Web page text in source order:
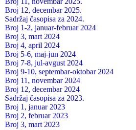
Broj 12, decembar 2025.
Sadržaj časopisa za 2024.
Broj 1-2, januar-februar 2024
Broj 3, mart 2024
Broj 4, april 2024
Broj 5-6, maj-jun 2024
Broj 7-8, jul-avgust 2024
Broj 9-10, septembar-oktobar 2024
Broj 11, novembar 2024
Broj 12, decembar 2024
Sadržaj časopisa za 2023.
Broj 1, januar 2023
Broj 2, februar 2023
Broj 3, mart 2023